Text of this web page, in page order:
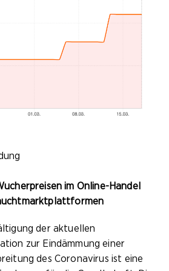
im Online-Handel
der aktuellen
zur Eindämmung einer
des Coronavirus ist eine